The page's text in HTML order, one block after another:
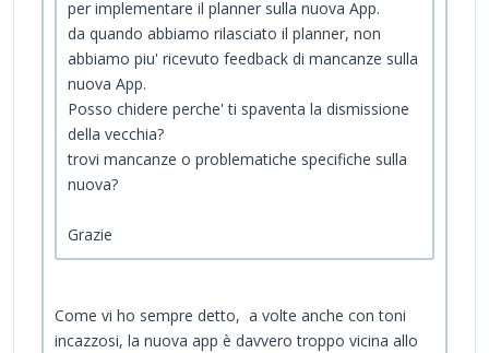
per implementare il planner sulla nuova App.
da quando abbiamo rilasciato il planner, non
abbiamo piu' ricevuto feedback di mancanze sulla
nuova App.
Posso chidere perche' ti spaventa la dismissione
della vecchia?
trovi mancanze o problematiche specifiche sulla
nuova?
Grazie
Come vi ho sempre detto, a volte anche con toni
incazzosi, la nuova app è davvero troppo vicina allo